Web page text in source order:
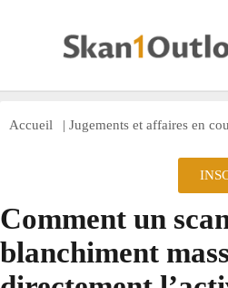
Accueil | Jugements et affaires en
Comment un
blanchiment